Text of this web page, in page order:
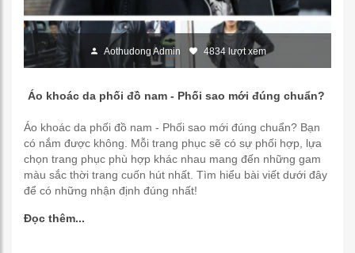
Aothudong Admin 4834 lượt xem
Áo khoác da phối đồ nam - Phối sao mới đúng chuẩn?
Áo khoác da phối đồ nam - Phối sao mới đúng chuẩn? Bạn
có nắm được không. Mỗi trang phục sẽ có sự phối hợp, lựa
chọn trang phục phù hợp khác nhau mang đến những gam
màu sắc thời trang cuốn hút nhất. Tìm hiểu bài viết dưới đây
để có những nhận định đúng nhất!
Đọc thêm...